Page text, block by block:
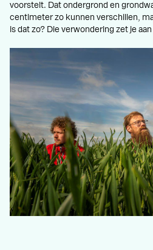
voorstelt. Dat ondergrond en
centimeter zo kunnen verschillen,
is dat zo? Die verwondering zet je